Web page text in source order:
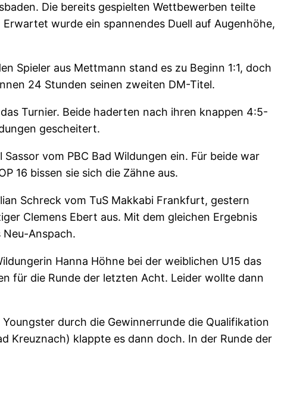
Die bereits gespielten Wettbewerben teilte
wurde ein spannendes Duell auf Augenhöhe,
Spieler aus Mettmann stand es zu Beginn 1:1, doch
24 Stunden seinen zweiten DM-Titel.
Turnier. Beide haderten nach ihren knappen 4:5-
gescheitert.
vom PBC Bad Wildungen ein. Für beide war
16 bissen sie sich die Zähne aus.
Schreck vom TuS Makkabi Frankfurt, gestern
Clemens Ebert aus. Mit dem gleichen Ergebnis
Anspach.
Hanna Höhne bei der weiblichen U15 das
für die Runde der letzten Acht. Leider wollte dann
durch die Gewinnerrunde die Qualifikation
Kreuznach) klappte es dann doch. In der Runde der